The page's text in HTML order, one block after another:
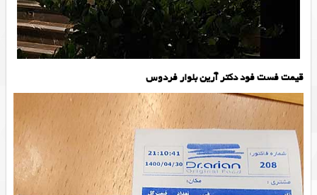
قیمت فست فود دکتر آرین بلوار فردوس